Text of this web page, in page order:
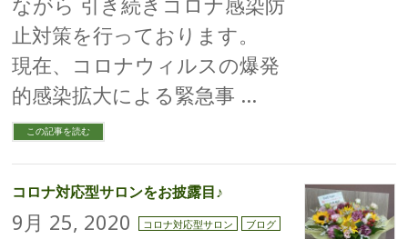
止対策を行っております。
現在、コロナウィルスの爆発
的感染拡大による緊急事 …
この記事を読む
コロナ対応型サロンをお披露目♪
9月 25, 2020 コロナ対応型サロン ブログ